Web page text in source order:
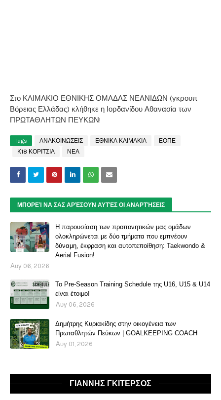
Στο ΚΛΙΜΑΚΙΟ ΕΘΝΙΚΗΣ ΟΜΑΔΑΣ ΝΕΑΝΙΔΩΝ (γκρουπ
Βόρειας Ελλάδας) κλήθηκε η Ιορδανίδου Αθανασία των
ΠΡΩΤΑΘΛΗΤΩΝ ΠΕΥΚΩΝ!
Tags ΑΝΑΚΟΙΝΩΣΕΙΣ ΕΘΝΙΚΑ ΚΛΙΜΑΚΙΑ
ΕΟΠΕ
Κ18 ΚΟΡΙΤΣΙΑ
ΝΕΑ
ΜΠΟΡΕΊ ΝΑ ΣΑΣ ΑΡΈΣΟΥΝ ΑΥΤΈΣ ΟΙ ΑΝΑΡΤΉΣΕΙΣ
Η παρουσίαση των προπονητικών μας ομάδων
ολοκληρώνεται με δύο τμήματα που εμπνέουν
δύναμη, έκφραση και αυτοπεποίθηση: Taekwondo &
Aerial Fusion!
Αυγ 06, 2026
Το Pre-Season Training Schedule της U16, U15 & U14
είναι έτοιμο!
Αυγ 06, 2026
Δημήτρης Κυριακίδης στην οικογένεια των
Πρωταθλητών Πεύκων | GOALKEEPING COACH
Αυγ 01, 2026
ΓΙΑΝΝΗΣ ΓΚΙΤΕΡΣΟΣ